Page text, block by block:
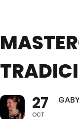
27
OCT